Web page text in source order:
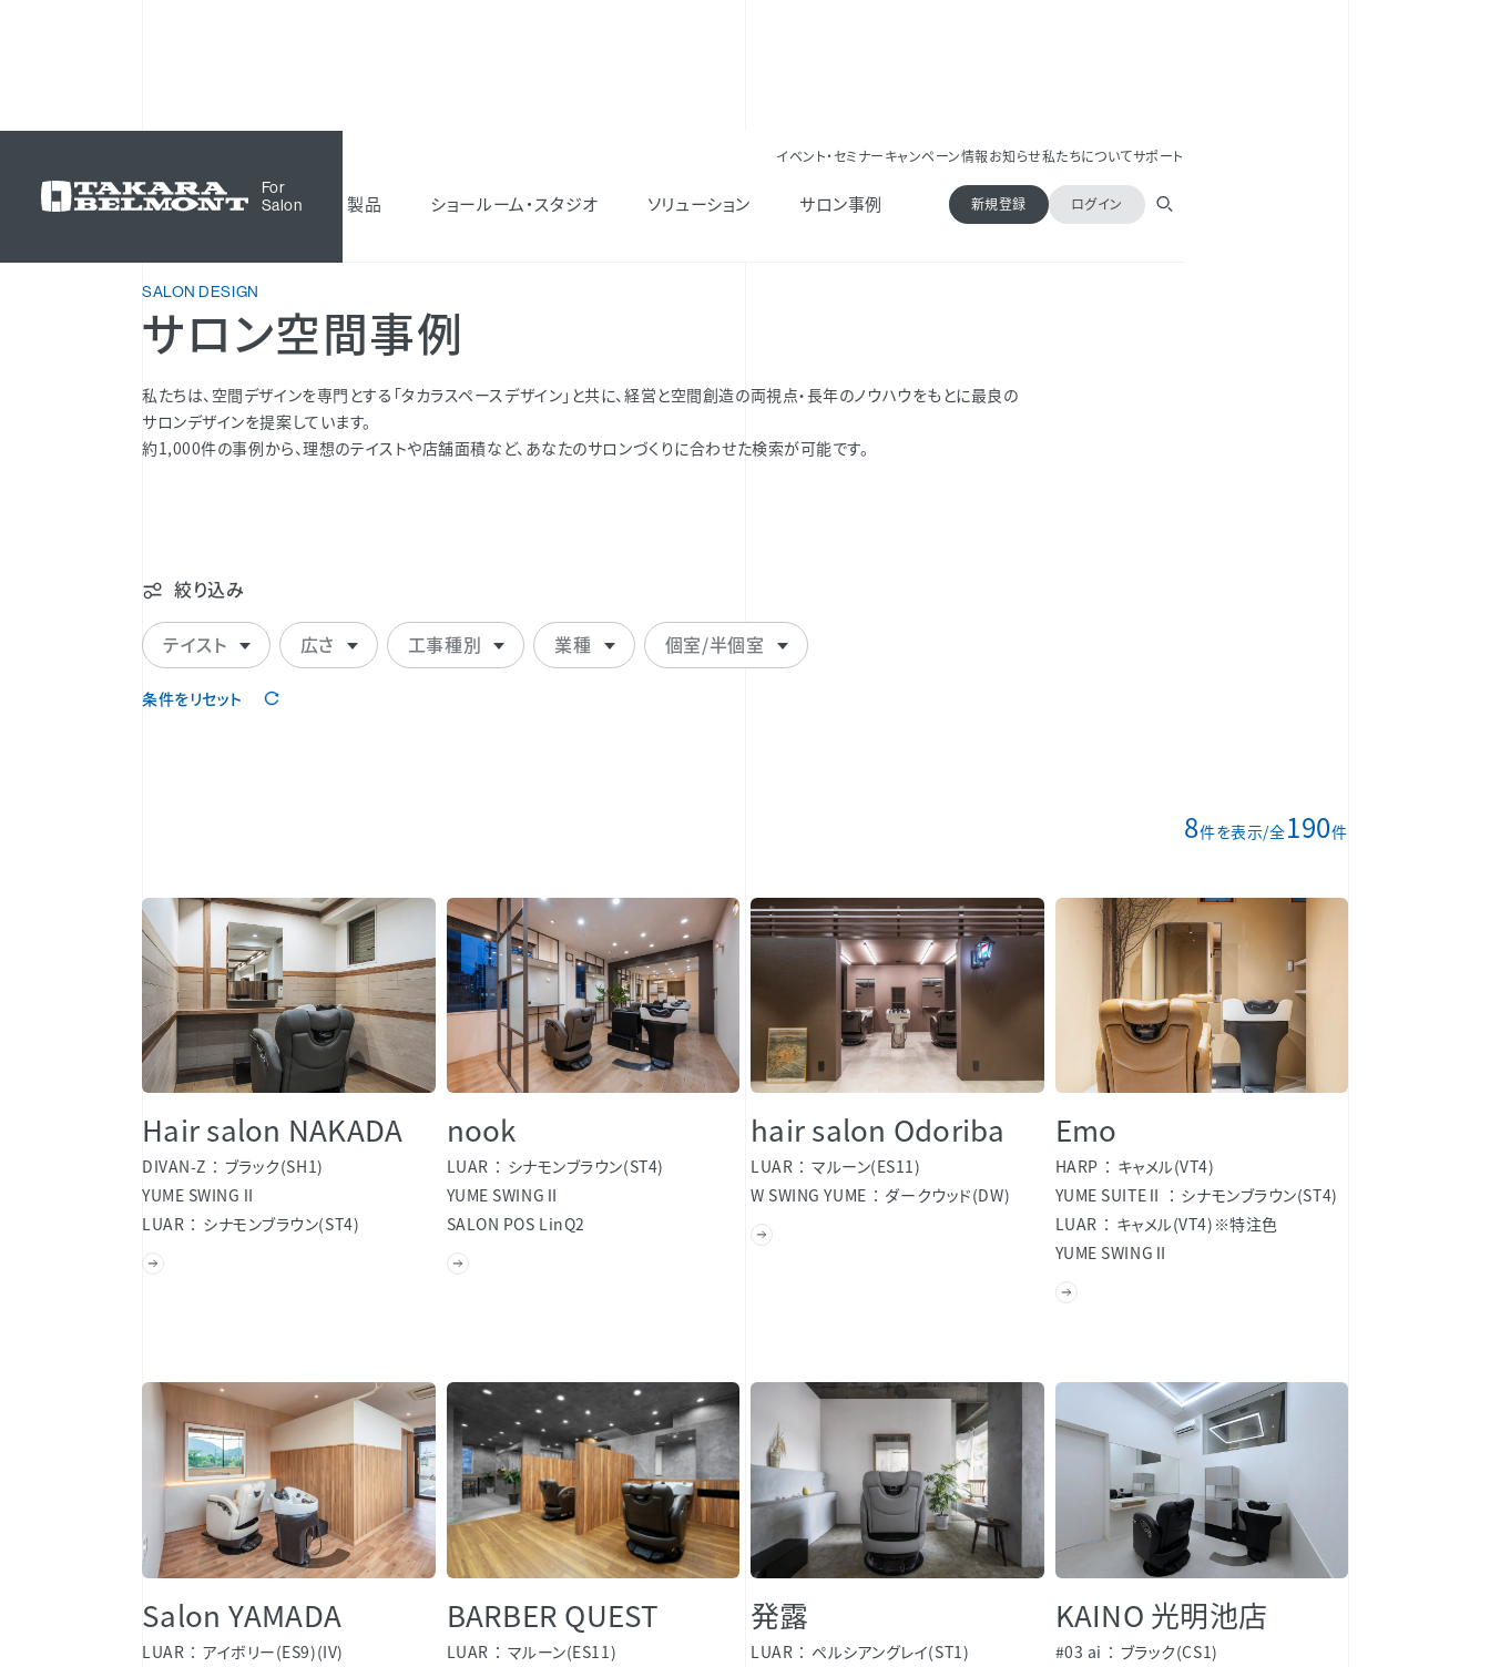
For
Salon
製品 ショールーム・スタジオ ソリューション サロン事例
イベント・セミナーキャンペーン情報お知らせ私たちについてサポート
新規登録 ログイン
SALON DESIGN
サロン空間事例
私たちは、空間デザインを専門とする「タカラスペースデザイン」と共に、経営と空間創造の両視点・長年のノウハウをもとに最良の
サロンデザインを提案しています。
約1,000件の事例から、理想のテイストや店舗面積など、あなたのサロンづくりに合わせた検索が可能です。
絞り込み
テイスト 広さ 工事種別 業種 個室/半個室
条件をリセット
8件を表示/全190件
Hair salon NAKADA
DIVAN-Z
ブラック(SH1)
YUME SWINGⅡ
LUAR
シナモンブラウン(ST4)
nook
LUAR
シナモンブラウン(ST4)
YUME SWINGⅡ
SALON POS LinQ2
hair salon Odoriba
LUAR
マルーン(ES11)
W SWING YUME
ダークウッド(DW)
Emo
HARP
キャメル(VT4)
YUME SUITEⅡ
シナモンブラウン(ST4)
LUAR
キャメル(VT4)※特注色
YUME SWINGⅡ
Salon YAMADA
LUAR
アイボリー(ES9)(IV)
BARBER QUEST
LUAR
マルーン(ES11)
発露
LUAR
ペルシアングレイ(ST1)
KAINO 光明池店
#03 ai
ブラック(CS1)